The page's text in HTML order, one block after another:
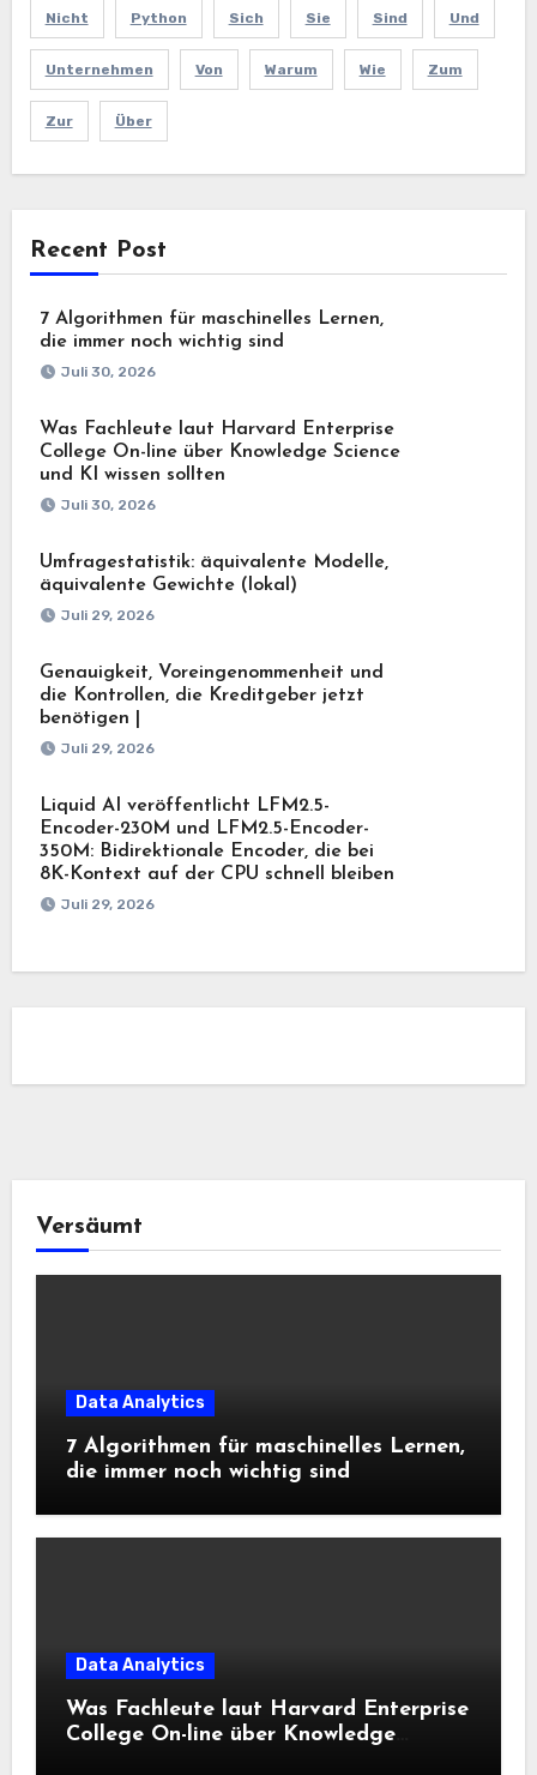
Nicht Python Sich Sie Sind Und
Unternehmen Von Warum Wie Zum
Zur Über
Recent Post
7 Algorithmen für maschinelles Lernen,
die immer noch wichtig sind
Juli 30, 2026
Was Fachleute laut Harvard Enterprise
College On-line über Knowledge Science
und KI wissen sollten
Juli 30, 2026
Umfragestatistik: äquivalente Modelle,
äquivalente Gewichte (lokal)
Juli 29, 2026
Genauigkeit, Voreingenommenheit und
die Kontrollen, die Kreditgeber jetzt
benötigen |
Juli 29, 2026
Liquid AI veröffentlicht LFM2.5-
Encoder-230M und LFM2.5-Encoder-
350M: Bidirektionale Encoder, die bei
8K-Kontext auf der CPU schnell bleiben
Juli 29, 2026
Versäumt
Data Analytics
7 Algorithmen für maschinelles Lernen,
die immer noch wichtig sind
Data Analytics
Was Fachleute laut Harvard Enterprise
College On-line über Knowledge